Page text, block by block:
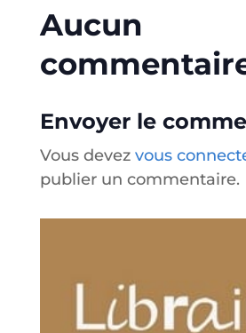
Aucun
Envoyer le
Vous devez vous
publier un commentaire.